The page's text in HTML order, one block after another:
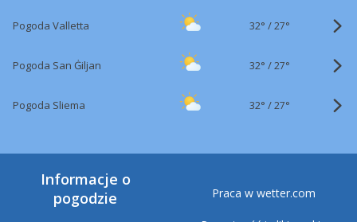
Pogoda Valletta 32° /27°
Pogoda San Ġiljan 32° /27°
Pogoda Sliema 32° /27°
Informacje o
pogodzie
Praca w wetter.com